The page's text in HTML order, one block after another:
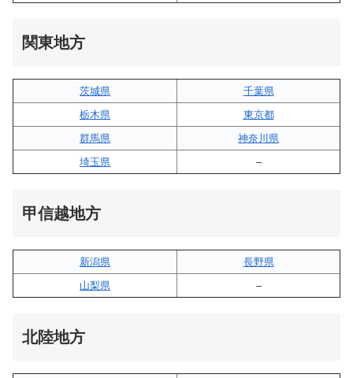
関東地方
茨城県
千葉県
栃木県
東京都
群馬県
神奈川県
埼玉県
–
甲信越地方
新潟県
長野県
山梨県
–
北陸地方